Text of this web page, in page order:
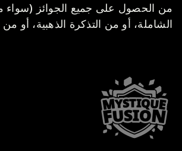
من الحصول على جميع الجوائز (سواء
الشاملة، أو من التذكرة الذهبية، أو